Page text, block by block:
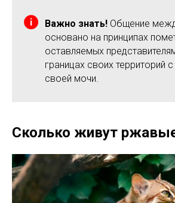
Важно знать! Общение
основано на принципах
оставляемых
границах своих территорий
своей мочи.
Сколько живут